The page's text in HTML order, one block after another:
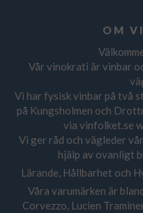
OM
Vår vinokrati är vinbar
Vi har fysisk vinbar på två
på Kungsholmen och
via vinfolket.se
Vi ger råd och vägleder
hjälp av ovanligt
Lärande, Hållbarhet och
Våra varumärken är
Corvezzo, Lucien